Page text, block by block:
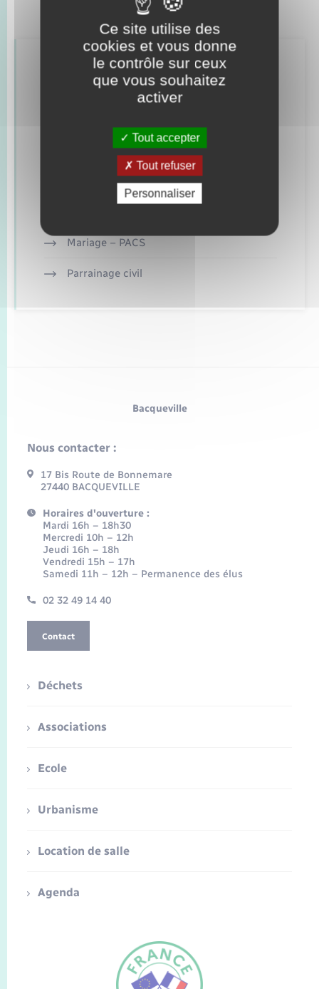
Retrouvez aussi
Documents d’identité
Elections et citoyenneté
Mariage – PACS
Parrainage civil
Bacqueville
Nous contacter :
17 Bis Route de Bonnemare
27440 BACQUEVILLE
Horaires d'ouverture :
Mardi 16h – 18h30
Mercredi 10h – 12h
Jeudi 16h – 18h
Vendredi 15h – 17h
Samedi 11h – 12h – Permanence des élus
02 32 49 14 40
Contact
Déchets
Associations
Ecole
Urbanisme
Location de salle
Agenda
Ce site utilise des
cookies et vous donne
le contrôle sur ceux
que vous souhaitez
activer
Tout accepter
Tout refuser
Personnaliser